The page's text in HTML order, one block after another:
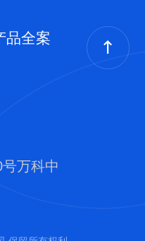
品全案
号万科中